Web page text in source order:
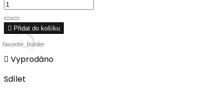
 Přidat do košíku
favorite_border
 Vyprodáno
Sdílet